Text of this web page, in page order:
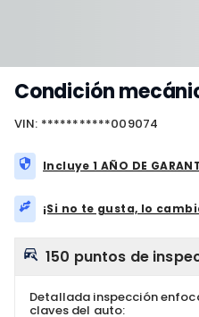
Condición
VIN: ***********009074
Incluye 1 AÑO DE
¡Si no te gusta, lo
150 puntos de
Detallada inspección
claves del auto: